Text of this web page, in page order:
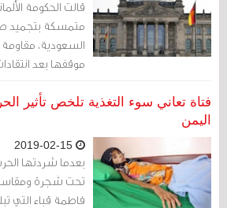
قالت الحكومة
متمسكة بتجميد
السعودية،
موقفها بعد
دفاعية، بينها
فتاة تعاني سوء التغذية تلخص تأثير
اليمن
بعدما شردتها
تحت شجرة